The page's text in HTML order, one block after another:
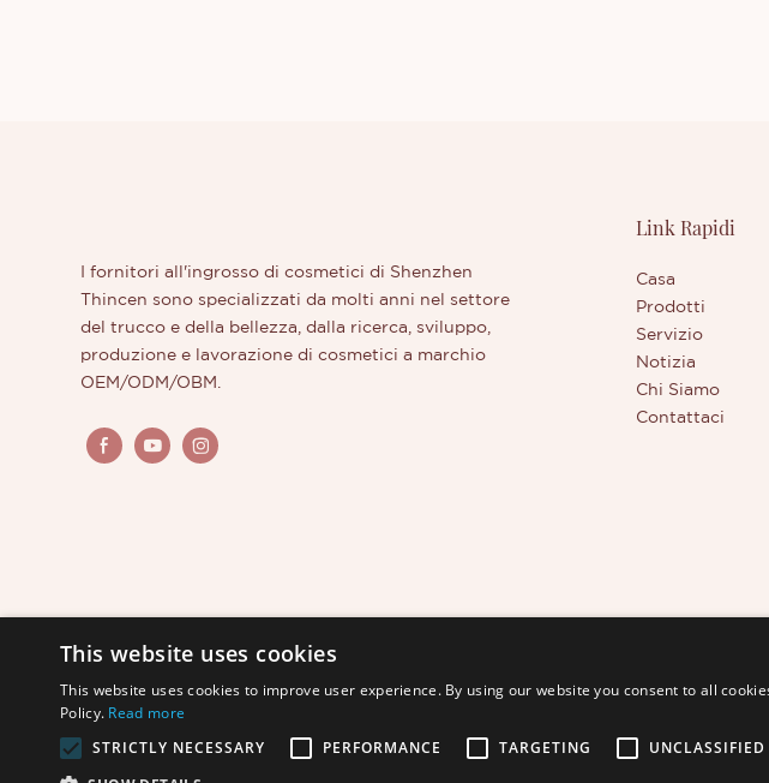
I fornitori all'ingrosso di cosmetici di Shenzhen
Thincen sono specializzati da molti anni nel settore
del trucco e della bellezza, dalla ricerca, sviluppo,
produzione e lavorazione di cosmetici a marchio
OEM/ODM/OBM.
Link Rapidi
Casa
Prodotti
Servizio
Notizia
Chi Siamo
Contattaci
This website uses cookies
This website uses cookies to improve user experience. By using our website you consent to all
Policy. Read more
STRICTLY NECESSARY
PERFORMANCE TARGETING
UNCLASSIFIED